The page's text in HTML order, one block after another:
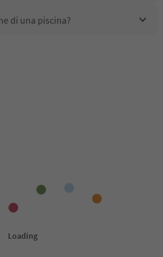
di una piscina?
animali domestici?
disponibili presso Garni
ricevono l'Alto Adige Guest